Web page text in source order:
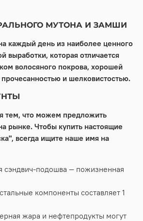
МУТОНА И ЗАМШИ
каждый день из наиболее ценного
выработки, которая отличается
волосяного покрова, хорошей
и шелковистостью.
тем, что можем предложить
рынке. Чтобы купить настоящие
всегда ищите наше имя на
сэндвич-подошва — пожизненная
компоненты составляет 1
жара и нефтепродукты могут